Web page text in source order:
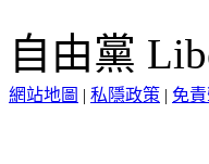
自由黨
網站地圖 | 私隱政策 | 免